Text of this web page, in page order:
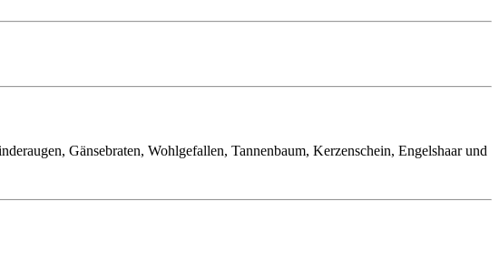
Gänse­braten, Wohlge­fallen, Tannen­baum, Kerzen­schein, Engels­haar und